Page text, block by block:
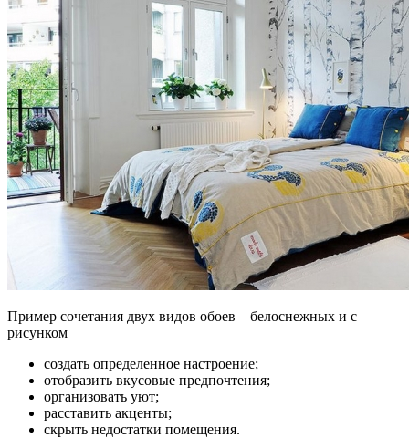
Пример сочетания двух видов обоев – белоснежных и с
рисунком
создать определенное настроение;
отобразить вкусовые предпочтения;
организовать уют;
расставить акценты;
скрыть недостатки помещения.